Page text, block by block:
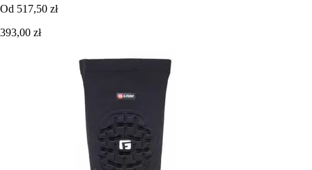
Od 517,50 zł
393,00 zł